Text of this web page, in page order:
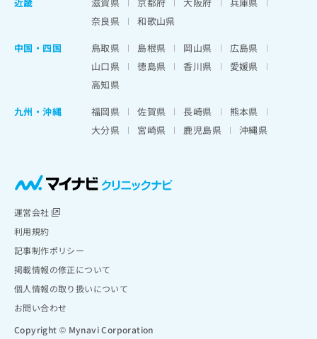
奈良県
和歌山県
中国・四国
鳥取県 島根県 岡山県
広島県
山口県
徳島県 香川県
愛媛県
高知県
九州・沖縄
福岡県 佐賀県 長崎県
熊本県
大分県
宮崎県 鹿児島県 沖縄県
運営会社
利用規約
記事制作ポリシー
掲載情報の修正について
個人情報の取り扱いについて
お問い合わせ
Copyright © Mynavi Corporation